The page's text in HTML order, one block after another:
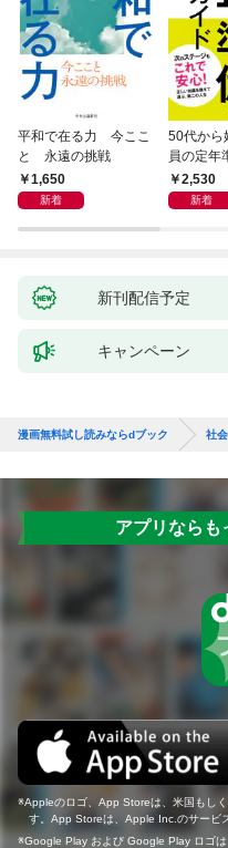
平和で在る力 今ここ
と 永遠の挑戦
1,650
新着
50代か
員の定年
ド2,530
新着
新刊配信予定
キャンペーン
漫画無料試し読みならdブック 社
アプリならも
Appleのロゴ、App Storeは、米国もし
す。App Storeは、Apple Inc.のサービ
Google Play および Google Play ロゴは